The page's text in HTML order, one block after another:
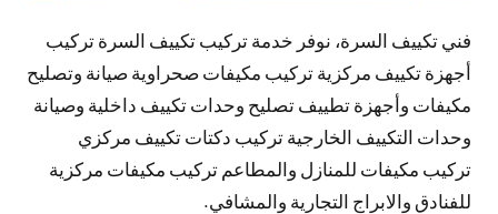
فني تكييف السرة، نوفر خدمة تركيب تكييف السرة تركيب
أجهزة تكييف مركزية تركيب مكيفات صحراوية صيانة وتصليح
مكيفات وأجهزة تطييف تصليح وحدات تكييف داخلية وصيانة
وحدات التكييف الخارجية تركيب دكتات تكييف مركزي
تركيب مكيفات للمنازل والمطاعم تركيب مكيفات مركزية
للفنادق والابراج التجارية والمشافي.